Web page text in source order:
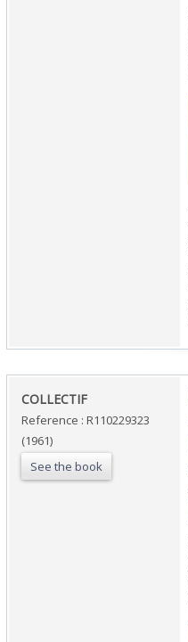
‎COLLECTIF‎
Reference : R110229323
(1961)
See the book